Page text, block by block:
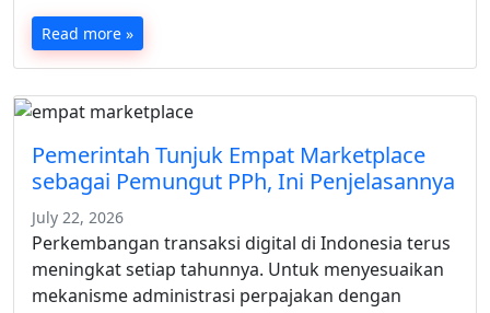
Read more »
Pemerintah Tunjuk Empat Marketplace
sebagai Pemungut PPh, Ini Penjelasannya
July 22, 2026
Perkembangan transaksi digital di Indonesia terus
meningkat setiap tahunnya. Untuk menyesuaikan
mekanisme administrasi perpajakan dengan